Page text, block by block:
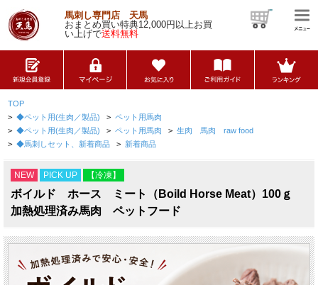
馬刺し専門店 天馬
おまとめ買い特典12,000円以上お買
い上げで送料無料
TOP
> ◆ペット用(生肉／製品) > ペット用馬肉
> ◆ペット用(生肉／製品) > ペット用馬肉 > 生肉 馬肉 raw food
> ◆馬刺しセット、新着商品 > 新着商品
NEW PICK UP 【冷凍】
ボイルド ホース ミート（Boild Horse Meat）100ｇ
加熱処理済み馬肉 ペットフード